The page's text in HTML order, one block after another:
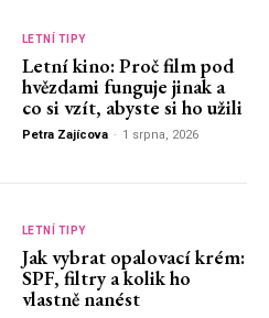
LETNÍ TIPY
Letní kino: Proč film pod
hvězdami funguje jinak a
co si vzít, abyste si ho užili
Petra Zajícova - 1 srpna, 2026
LETNÍ TIPY
Jak vybrat opalovací krém:
SPF, filtry a kolik ho
vlastně nanést